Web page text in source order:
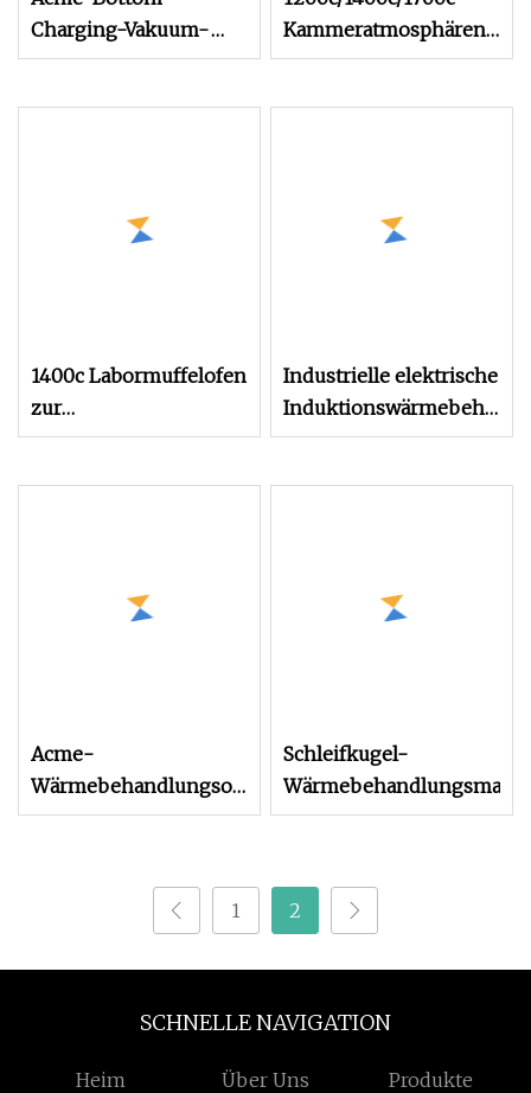
Charging-Vakuum-
Gasabschreckofen,
Gashärteofen
Kammeratmosphären-
Vakuumofen für
1400c Labormuffelofen
zur
Wärmebehandlung,
Industrielle elektrische
Horizontaler 100 kg
Acme-
Wärmebehandlungsofen,
Lötofen, Hochvakuum-
Abschreckofen
Schleifkugel-
1 2
SCHNELLE NAVIGATION
Heim Über Uns Produkte